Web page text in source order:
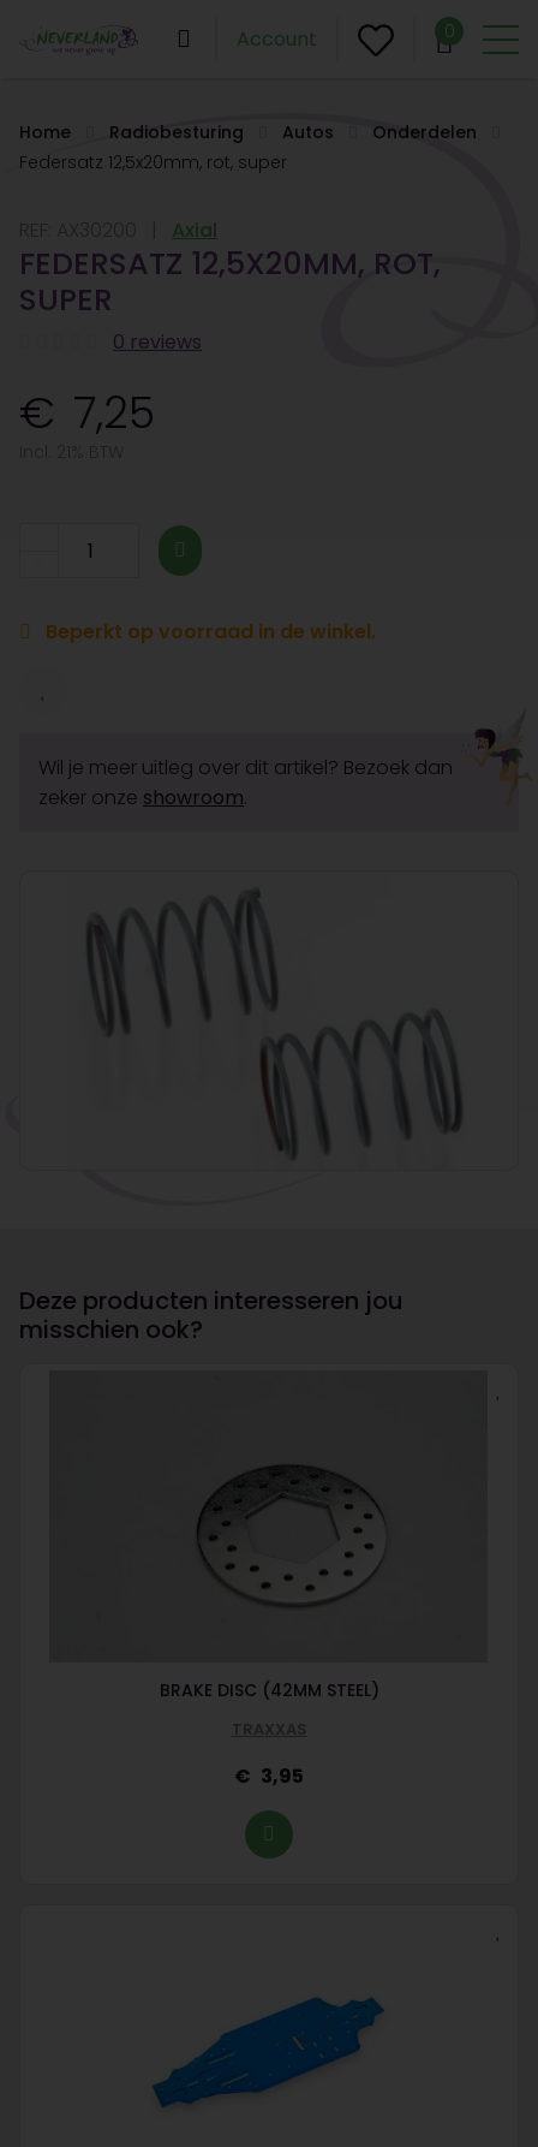
Account 0
Home Radiobesturing Autos
Onderdelen
Federsatz 12,5x20mm, rot, super
Axial
FEDERSATZ 12,5X20MM, ROT,
SUPER
0 reviews
7,25
Beperkt op voorraad in de winkel.
Wil je meer uitleg over dit artikel? Bezoek dan
zeker onze showroom.
Deze producten interesseren jou
misschien ook?
BRAKE DISC (42MM STEEL)
TRAXXAS
3,95